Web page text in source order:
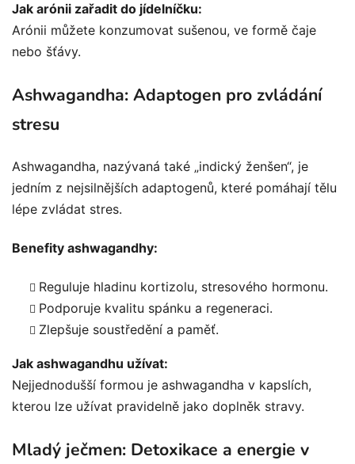
Jak arónii zařadit do jídelníčku:
Arónii můžete konzumovat sušenou, ve formě čaje
nebo šťávy.
Ashwagandha: Adaptogen pro zvládání
stresu
Ashwagandha, nazývaná také „indický ženšen“, je
jedním z nejsilnějších adaptogenů, které pomáhají tělu
lépe zvládat stres.
Benefity ashwagandhy:
Reguluje hladinu kortizolu, stresového hormonu.
Podporuje kvalitu spánku a regeneraci.
Zlepšuje soustředění a paměť.
Jak ashwagandhu užívat:
Nejjednodušší formou je ashwagandha v kapslích,
kterou lze užívat pravidelně jako doplněk stravy.
Mladý ječmen: Detoxikace a energie v